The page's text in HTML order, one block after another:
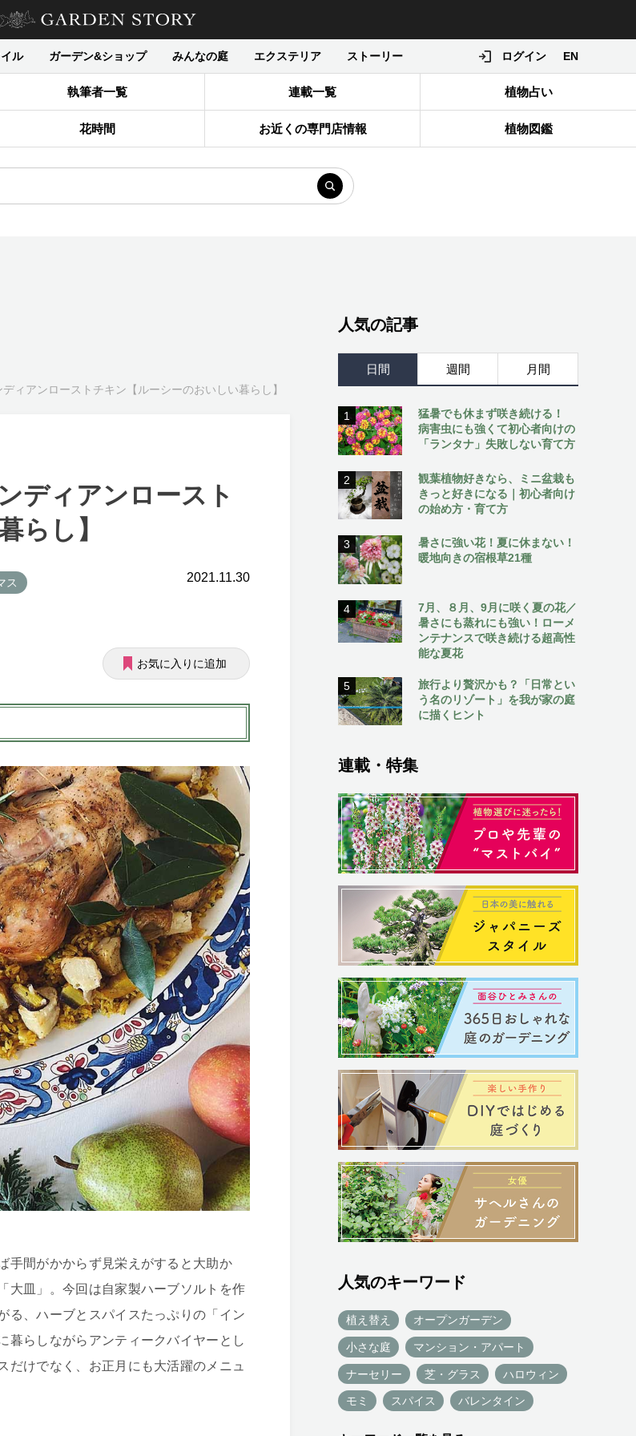
ル ガーデン&ショップ みんなの庭 エクステリア ストーリー ログイン EN
執筆者一覧 連載一覧 植物占い
花時間 お近くの専門店情報 植物図鑑
ィアンローストチキン【ルーシーのおいしい暮らし】
ディアンロースト
らし】
ス 2021.11.30
お気に入りに追加
手間がかからず見栄えがすると大助か
大皿」。今回は自家製ハーブソルトを作
る、ハーブとスパイスたっぷりの「イン
暮らしながらアンティークバイヤーとし
だけでなく、お正月にも大活躍のメニュ
人気の記事
日間 週間 月間
1
猛暑でも休まず咲き続ける！
病害虫にも強くて初心者向けの
「ランタナ」失敗しない育て方
2
観葉植物好きなら、ミニ盆栽も
きっと好きになる｜初心者向け
の始め方・育て方
3
暑さに強い花！夏に休まない！
暖地向きの宿根草21種
4
7月、８月、9月に咲く夏の花／
暑さにも蒸れにも強い！ローメ
ンテナンスで咲き続ける超高性
能な夏花
5
旅行より贅沢かも？「日常とい
う名のリゾート」を我が家の庭
に描くヒント
連載・特集
人気のキーワード
植え替え オープンガーデン
小さな庭 マンション・アパート
ナーセリー 芝・グラス ハロウィン
モミ スパイス バレンタイン